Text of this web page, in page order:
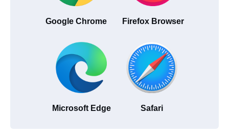
Google Chrome Firefox Browser
Microsoft Edge Safari